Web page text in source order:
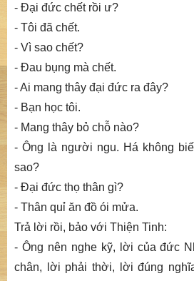
- Đại đức chết rồi ư?
- Tôi đã chết.
- Vì sao chết?
- Đau bụng mà chết.
- Ai mang thây đại đức ra đây?
- Bạn học tôi.
- Mang thây bỏ chỗ nào?
- Ông là người ngu. Há không
sao?
- Đại đức thọ thân gì?
- Thân quỉ ăn đồ ói mửa.
Trả lời rồi, bảo với Thiện Tinh:
- Ông nên nghe kỹ, lời của đức
chân, lời phải thời, lời đúng